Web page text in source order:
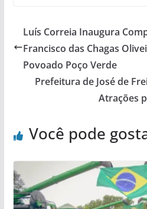
Luís Correia Inaugura
Francisco das Chagas
Povoado Poço Verde
Prefeitura de José de
Atrações
Você pode